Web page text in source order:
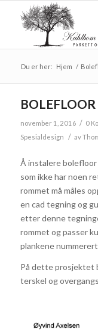
Du er her: Hjem /
november 1, 2016 / 0
Spesialdesign
/ av
Å instalere
som ikke har noen
rommet må måles
en cad tegning og
etter denne
rommet og passer
plankene
På dette prosjektet
terskel og